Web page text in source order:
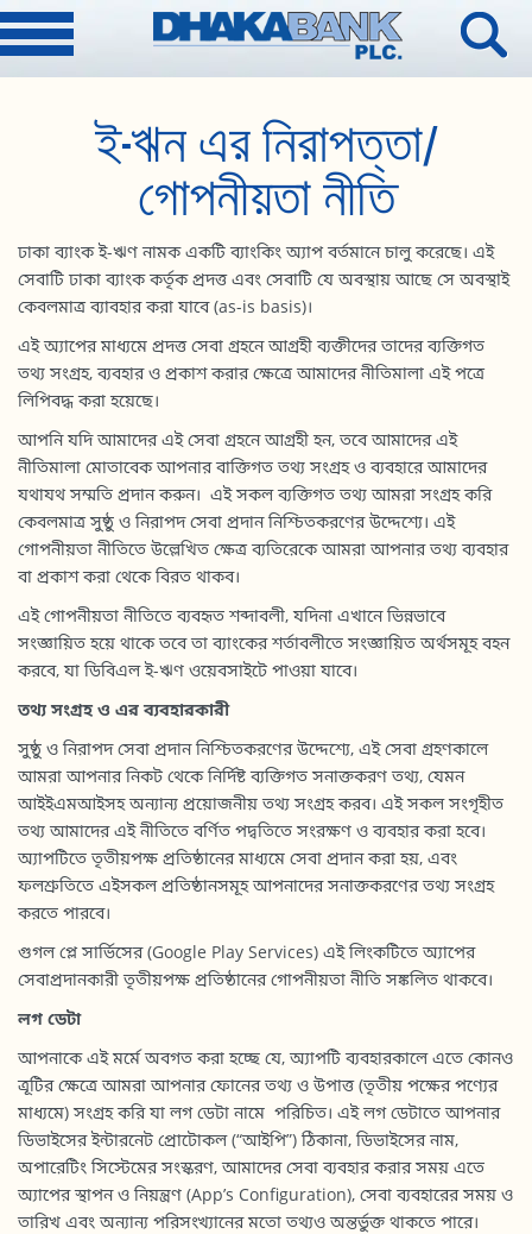
ই-ঋন এর নিরাপত্তা/
গোপনীয়তা নীতি
ঢাকা ব্যাংক ই-ঋণ নামক একটি ব্যাংকিং অ্যাপ বর্তমানে চালু করেছে। এই
সেবাটি ঢাকা ব্যাংক কর্তৃক প্রদত্ত এবং সেবাটি যে অবস্থায় আছে সে অবস্থাই
কেবলমাত্র ব্যাবহার করা যাবে (as-is basis)।
এই অ্যাপের মাধ্যমে প্রদত্ত সেবা গ্রহনে আগ্রহী ব্যক্তীদের তাদের ব্যক্তিগত
তথ্য সংগ্রহ, ব্যবহার ও প্রকাশ করার ক্ষেত্রে আমাদের নীতিমালা এই পত্রে
লিপিবদ্ধ করা হয়েছে।
আপনি যদি আমাদের এই সেবা গ্রহনে আগ্রহী হন, তবে আমাদের এই
নীতিমালা মোতাবেক আপনার বাক্তিগত তথ্য সংগ্রহ ও ব্যবহারে আমাদের
যথাযথ সম্মতি প্রদান করুন। এই সকল ব্যক্তিগত তথ্য আমরা সংগ্রহ করি
কেবলমাত্র সুষ্ঠু ও নিরাপদ সেবা প্রদান নিশ্চিতকরণের উদ্দেশ্যে। এই
গোপনীয়তা নীতিতে উল্লেখিত ক্ষেত্র ব্যতিরেকে আমরা আপনার তথ্য ব্যবহার
বা প্রকাশ করা থেকে বিরত থাকব।
এই গোপনীয়তা নীতিতে ব্যবহৃত শব্দাবলী, যদিনা এখানে ভিন্নভাবে
সংজ্ঞায়িত হয়ে থাকে তবে তা ব্যাংকের শর্তাবলীতে সংজ্ঞায়িত অর্থসমূহ বহন
করবে, যা ডিবিএল ই-ঋণ ওয়েবসাইটে পাওয়া যাবে।
তথ্য সংগ্রহ ও এর ব্যবহারকারী
সুষ্ঠু ও নিরাপদ সেবা প্রদান নিশ্চিতকরণের উদ্দেশ্যে, এই সেবা গ্রহণকালে
আমরা আপনার নিকট থেকে নির্দিষ্ট ব্যক্তিগত সনাক্তকরণ তথ্য, যেমন
আইইএমআইসহ অন্যান্য প্রয়োজনীয় তথ্য সংগ্রহ করব। এই সকল সংগৃহীত
তথ্য আমাদের এই নীতিতে বর্ণিত পদ্বতিতে সংরক্ষণ ও ব্যবহার করা হবে।
অ্যাপটিতে তৃতীয়পক্ষ প্রতিষ্ঠানের মাধ্যমে সেবা প্রদান করা হয়, এবং
ফলশ্রুতিতে এইসকল প্রতিষ্ঠানসমূহ আপনাদের সনাক্তকরণের তথ্য সংগ্রহ
করতে পারবে।
গুগল প্লে সার্ভিসের (Google Play Services) এই লিংকটিতে অ্যাপের
সেবাপ্রদানকারী তৃতীয়পক্ষ প্রতিষ্ঠানের গোপনীয়তা নীতি সঙ্কলিত থাকবে।
লগ ডেটা
আপনাকে এই মর্মে অবগত করা হচ্ছে যে, অ্যাপটি ব্যবহারকালে এতে কোনও
ত্রূটির ক্ষেত্রে আমরা আপনার ফোনের তথ্য ও উপাত্ত (তৃতীয় পক্ষের পণ্যের
মাধ্যমে) সংগ্রহ করি যা লগ ডেটা নামে পরিচিত। এই লগ ডেটাতে আপনার
ডিভাইসের ইন্টারনেট প্রোটোকল (“আইপি”) ঠিকানা, ডিভাইসের নাম,
অপারেটিং সিস্টেমের সংস্করণ, আমাদের সেবা ব্যবহার করার সময় এতে
অ্যাপের স্থাপন ও নিয়ন্ত্রণ (App’s Configuration), সেবা ব্যবহারের সময় ও
তারিখ এবং অন্যান্য পরিসংখ্যানের মতো তথ্যও অন্তর্ভুক্ত থাকতে পারে।